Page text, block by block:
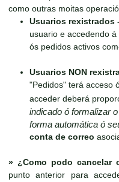
como outras moitas
Usuarios rexistrados
usuario e accedendo
ós pedidos activos
Usuarios NON
"Pedidos" terá acceso
acceder deberá
indicado ó formalizar
forma automática ó
conta de correo
» ¿Como podo cancelar
punto anterior para